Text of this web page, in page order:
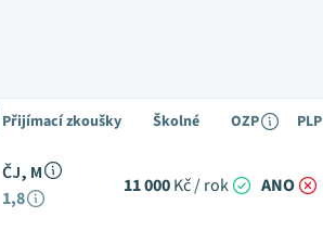
Přijímací zkoušky Školné OZP PLP
ČJ, M
1,8
11 000Kč / rok ANO